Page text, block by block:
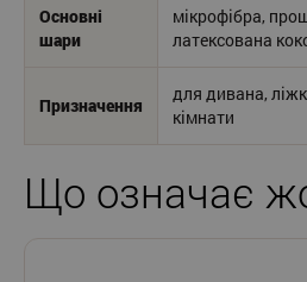
Основні
шари
мікрофібра,
латексована
Призначення
для дивана,
кімнати
Що означає